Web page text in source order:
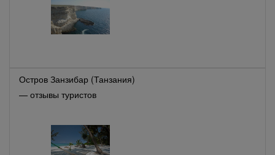
Остров Занзибар (Танзания)
— отзывы туристов